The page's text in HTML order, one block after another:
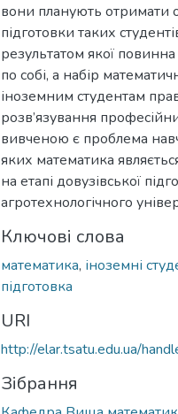
вони планують отримати
підготовки таких
результатом якої
по собі, а набір
іноземним студентам
розв’язування
вивченою є проблема
яких математика
на етапі довузівської
агротехнологічного
Ключові слова
математика, іноземні
підготовка
URI
http://elar.tsatu.edu.ua/
Зібрання